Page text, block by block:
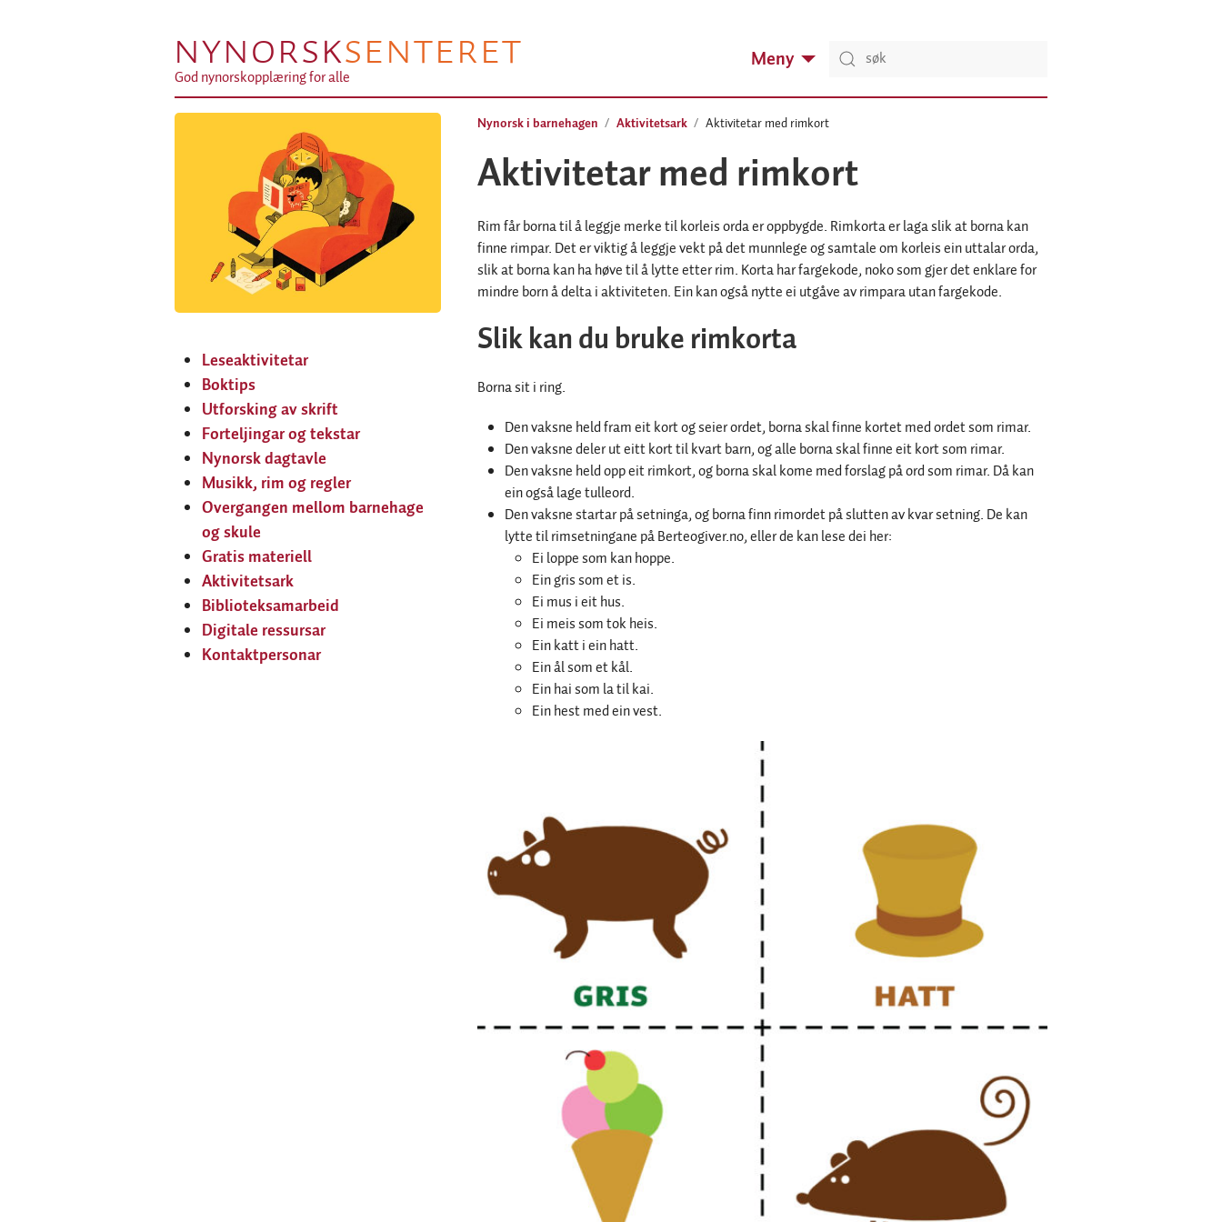
NYNORSKSENTERET
God nynorskopplæring for alle
Meny
Leseaktivitetar
Boktips
Utforsking av skrift
Forteljingar og tekstar
Nynorsk dagtavle
Musikk, rim og regler
Overgangen mellom barnehage
og skule
Gratis materiell
Aktivitetsark
Biblioteksamarbeid
Digitale ressursar
Kontaktpersonar
Nynorsk i barnehagen Aktivitetsark Aktivitetar med rimkort
Aktivitetar med rimkort
Rim får borna til å leggje merke til korleis orda er oppbygde. Rimkorta er laga slik at borna kan
finne rimpar. Det er viktig å leggje vekt på det munnlege og samtale om korleis ein uttalar orda,
slik at borna kan ha høve til å lytte etter rim. Korta har fargekode, noko som gjer det enklare for
mindre born å delta i aktiviteten. Ein kan også nytte ei utgåve av rimpara utan fargekode.
Slik kan du bruke rimkorta
Borna sit i ring.
Den vaksne held fram eit kort og seier ordet, borna skal finne kortet med ordet som rimar.
Den vaksne deler ut eitt kort til kvart barn, og alle borna skal finne eit kort som rimar.
Den vaksne held opp eit rimkort, og borna skal kome med forslag på ord som rimar. Då kan
ein også lage tulleord.
Den vaksne startar på setninga, og borna finn rimordet på slutten av kvar setning. De kan
lytte til rimsetningane på Berteogiver.no, eller de kan lese dei her:
Ei loppe som kan hoppe.
Ein gris som et is.
Ei mus i eit hus.
Ei meis som tok heis.
Ein katt i ein hatt.
Ein ål som et kål.
Ein hai som la til kai.
Ein hest med ein vest.